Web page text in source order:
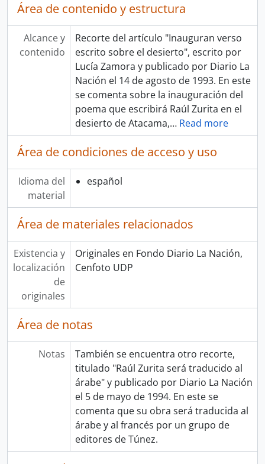
Área de contenido y estructura
Alcance y
contenido
Recorte del artículo "Inauguran verso
escrito sobre el desierto", escrito por
Lucía Zamora y publicado por Diario La
Nación el 14 de agosto de 1993. En este
se comenta sobre la inauguración del
poema que escribirá Raúl Zurita en el
desierto de Atacama,… Read more
Área de condiciones de acceso y uso
Idioma del
material
español
Área de materiales relacionados
Existencia y
localización
de
originales
Originales en Fondo Diario La Nación,
Cenfoto UDP
Área de notas
Notas
También se encuentra otro recorte,
titulado "Raúl Zurita será traducido al
árabe" y publicado por Diario La Nación
el 5 de mayo de 1994. En este se
comenta que su obra será traducida al
árabe y al francés por un grupo de
editores de Túnez.